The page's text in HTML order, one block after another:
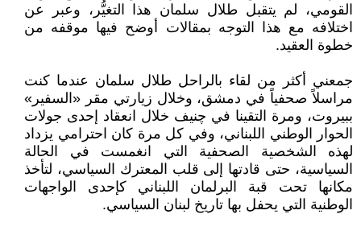
القومي، لم يتقبل طلال سلمان هذا التغيُّر، وعبر عن
اختلافه مع هذا التوجه بمقالات أوضح فيها موقفه من
خطوة العقيد.
جمعني أكثر من لقاء بالراحل طلال سلمان عندما كنت
مراسلاً صحفياً في دمشق، وخلال زيارتي مقر «السفير»
ببيروت، ومرة التقينا في چنيف خلال انعقاد إحدى جولات
الحوار الوطني اللبناني، وفي كل مرة كان احترامي يزداد
لهذه الشخصية الصحفية التي انغمست في الحالة
السياسية، حتى قادتها إلى قلب المعترك السياسي، لتأخذ
مكانها تحت قبة البرلمان اللبناني كإحدى الواجهات
الوطنية التي يحفل بها تاريخ لبنان السياسي.